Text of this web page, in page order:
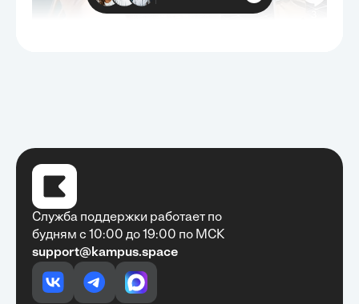
Очень быстро, недорого, качественно,
доступно
Алексей Антонов•27 мая, 2025
Служба поддержки работает по
будням с 10:00 до 19:00 по МСК
support@kampus.space